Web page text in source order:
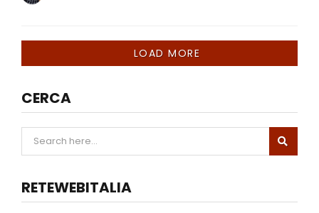
LOAD MORE
CERCA
RETEWEBITALIA